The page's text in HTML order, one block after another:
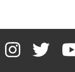
InstagramTwitter